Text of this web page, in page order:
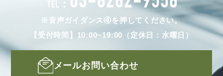
TEL：
※音声ガイダンス④を押してください。
【受付時間】10:00~19:00（定休日：水曜日）
メールお問い合わせ